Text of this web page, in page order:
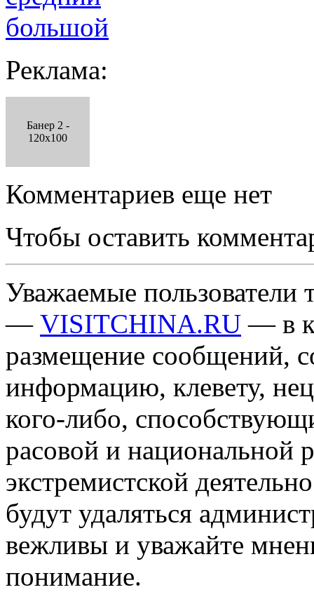
большой
Реклама:
Банер 2 -
120x100
Комментариев еще нет
Чтобы оставить
Уважаемые пользователи
— VISITCHINA.RU — в
размещение сообщений,
информацию, клевету,
кого-либо,
расовой и национальной
экстремистской
будут удаляться
вежливы и уважайте
понимание.